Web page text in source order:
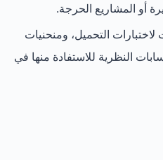
أو المشاريع الحرجة.
التحميل، ومنحنيات
النظرية للاستفادة منها في